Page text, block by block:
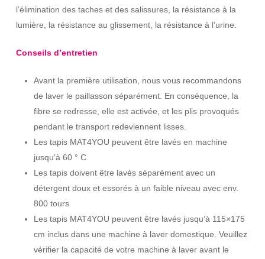
l’élimination des taches et des salissures, la résistance à la
lumière, la résistance au glissement, la résistance à l’urine.
Conseils d’entretien
Avant la première utilisation, nous vous recommandons
de laver le paillasson séparément. En conséquence, la
fibre se redresse, elle est activée, et les plis provoqués
pendant le transport redeviennent lisses.
Les tapis MAT4YOU peuvent être lavés en machine
jusqu’à 60 ° C.
Les tapis doivent être lavés séparément avec un
détergent doux et essorés à un faible niveau avec env.
800 tours
Les tapis MAT4YOU peuvent être lavés jusqu’à 115×175
cm inclus dans une machine à laver domestique. Veuillez
vérifier la capacité de votre machine à laver avant le